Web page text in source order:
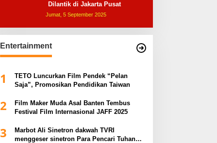
Dilantik di Jakarta Pusat
Jumat, 5 September 2025
Entertainment
1
TETO Luncurkan Film Pendek “Pelan
Saja”, Promosikan Pendidikan Taiwan
2
Film Maker Muda Asal Banten Tembus
Festival Film Internasional JAFF 2025
3
Marbot Ali Sinetron dakwah TVRI
menggeser sinetron Para Pencari Tuhan